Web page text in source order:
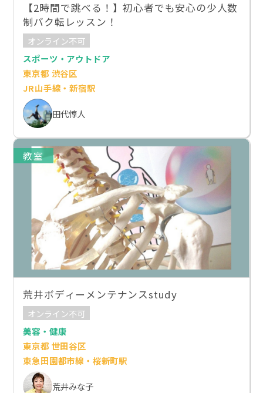
【2時間で跳べる！】初心者でも安心の少人数
制バク転レッスン！
オンライン不可
スポーツ・アウトドア
東京都 渋谷区
JR山手線・新宿駅
田代惇人
教室
荒井ボディーメンテナンスstudy
オンライン不可
美容・健康
東京都 世田谷区
東急田園都市線・桜新町駅
荒井みな子